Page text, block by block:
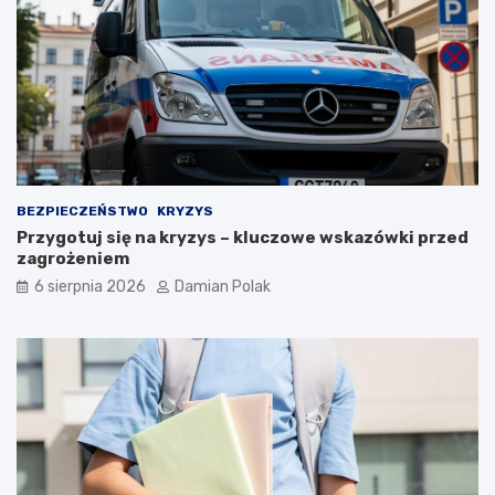
r
a
ż
e
n
i
a
m
i
d
l
a
4
l
a
t
k
i
BEZPIECZEŃSTWO KRYZYS
Przygotuj się na kryzys – kluczowe wskazówki przed
zagrożeniem
6 sierpnia 2026 Damian Polak